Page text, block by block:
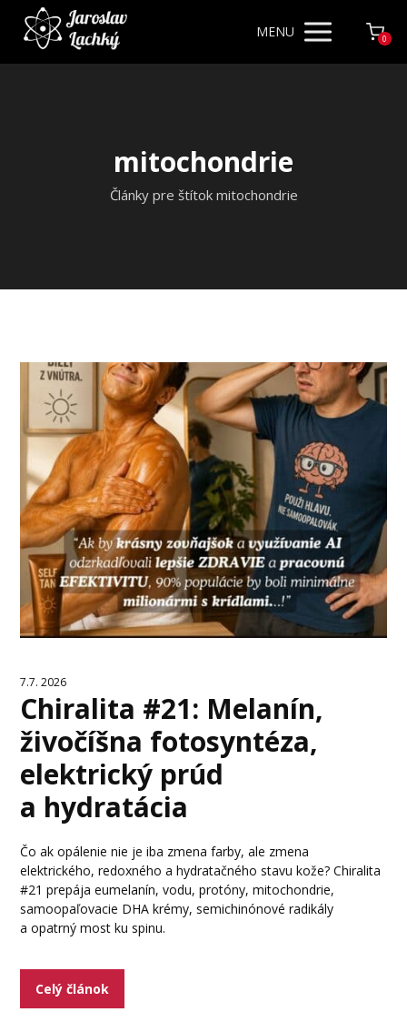
MENU 0
mitochondrie
Články pre štítok mitochondrie
7.7. 2026
Chiralita #21: Melanín,
živočíšna fotosyntéza,
elektrický prúd
a hydratácia
Čo ak opálenie nie je iba zmena farby, ale zmena
elektrického, redoxného a hydratačného stavu kože? Chiralita
#21 prepája eumelanín, vodu, protóny, mitochondrie,
samoopaľovacie DHA krémy, semichinónové radikály
a opatrný most ku spinu.
Celý článok